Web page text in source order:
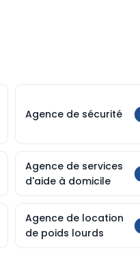
Agence de sécurité
Agence de services
d'aide à domicile
Agence de location
de poids lourds